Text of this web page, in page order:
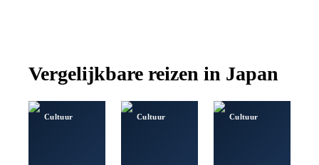
Vergelijkbare reizen in Japan
Cultuur Cultuur Cultuur